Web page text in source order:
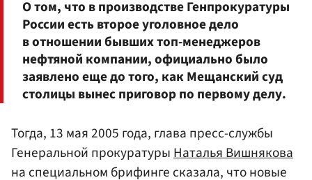
О том, что в производстве Генпрокуратуры
России есть второе уголовное дело
в отношении бывших топ-менеджеров
нефтяной компании, официально было
заявлено еще до того, как Мещанский суд
столицы вынес приговор по первому делу.
Тогда, 13 мая 2005 года, глава пресс-службы
Генеральной прокуратурыНаталья Вишнякова
на специальном брифинге сказала, что новые